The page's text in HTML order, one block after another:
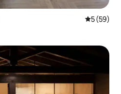
საშუალო
5 (59)